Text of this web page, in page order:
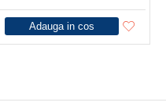
Adauga in cos